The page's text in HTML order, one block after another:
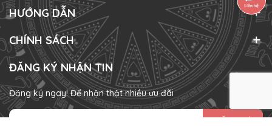
HƯỚNG DẪN
CHÍNH SÁCH
ĐĂNG KÝ NHẬN TIN
Đăng ký ngay! Để nhận thật nhiều ưu đãi
ĐĂNG KÝ